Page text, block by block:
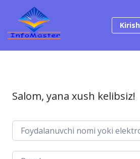
Tarkibga o‘tish
Kirish
Salom, yana xush kelibsiz!